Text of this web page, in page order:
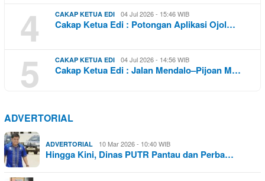
4 CAKAP KETUA EDI 04 Jul 2026 - 15:46 WIB
Cakap Ketua Edi : Potongan Aplikasi Ojol…
5 CAKAP KETUA EDI 04 Jul 2026 - 14:56 WIB
Cakap Ketua Edi : Jalan Mendalo–Pijoan M…
ADVERTORIAL
ADVERTORIAL 10 Mar 2026 - 10:40 WIB
Hingga Kini, Dinas PUTR Pantau dan Perba…